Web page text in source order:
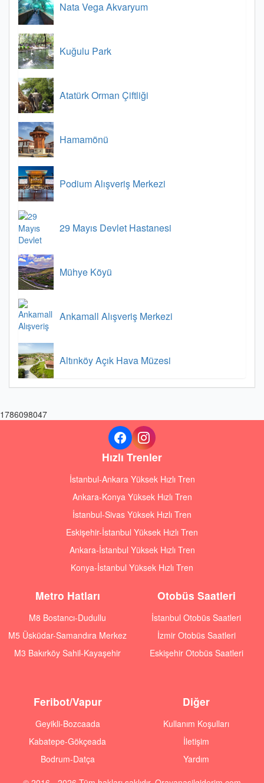
Nata Vega Akvaryum
Kuğulu Park
Atatürk Orman Çiftliği
Hamamönü
Podium Alışveriş Merkezi
29 Mayıs Devlet Hastanesi
Mühye Köyü
Ankamall Alışveriş Merkezi
Altınköy Açık Hava Müzesi
1786098047
Hızlı Trenler
İstanbul-Ankara Yüksek Hızlı Tren
Ankara-Konya Yüksek Hızlı Tren
İstanbul-Sivas Yüksek Hızlı Tren
Eskişehir-İstanbul Yüksek Hızlı Tren
Ankara-İstanbul Yüksek Hızlı Tren
Konya-İstanbul Yüksek Hızlı Tren
Metro Hatları
M8 Bostancı-Dudullu
M5 Üsküdar-Samandıra Merkez
M3 Bakırköy Sahil-Kayaşehir
Otobüs Saatleri
İstanbul Otobüs Saatleri
İzmir Otobüs Saatleri
Eskişehir Otobüs Saatleri
Feribot/Vapur
Geyikli-Bozcaada
Kabatepe-Gökçeada
Bodrum-Datça
Diğer
Kullanım Koşulları
İletişim
Yardım